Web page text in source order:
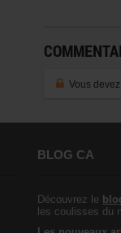
Vous
BLOG CA
Découvrez le
les coulisses du